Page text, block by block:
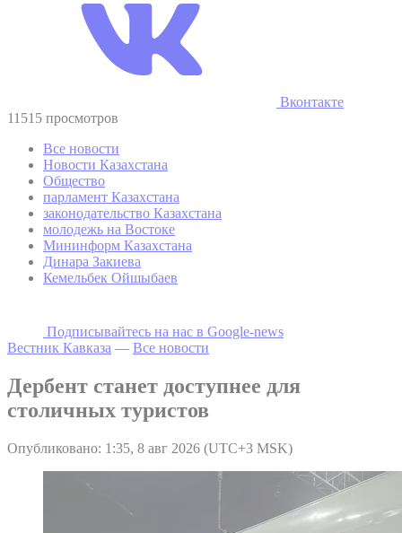
Вконтакте
11515 просмотров
Все новости
Новости Казахстана
Общество
парламент Казахстана
законодательство Казахстана
молодежь на Востоке
Мининформ Казахстана
Динара Закиева
Кемельбек Ойшыбаев
Подписывайтесь на наc в Google-news
Вестник Кавказа — Все новости
Дербент станет доступнее для
столичных туристов
Опубликовано: 1:35, 8 авг 2026 (UTC+3 MSK)